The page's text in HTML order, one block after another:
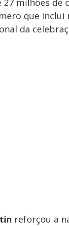
milhões de
que
da
reforçou a